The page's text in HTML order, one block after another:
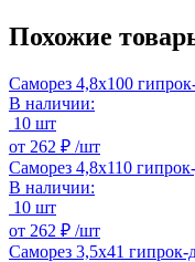
Похожие
Саморез 4,8х100
В наличии:
10 шт
от 262 ₽ /шт
Саморез 4,8х110
В наличии:
10 шт
от 262 ₽ /шт
Саморез 3,5х41